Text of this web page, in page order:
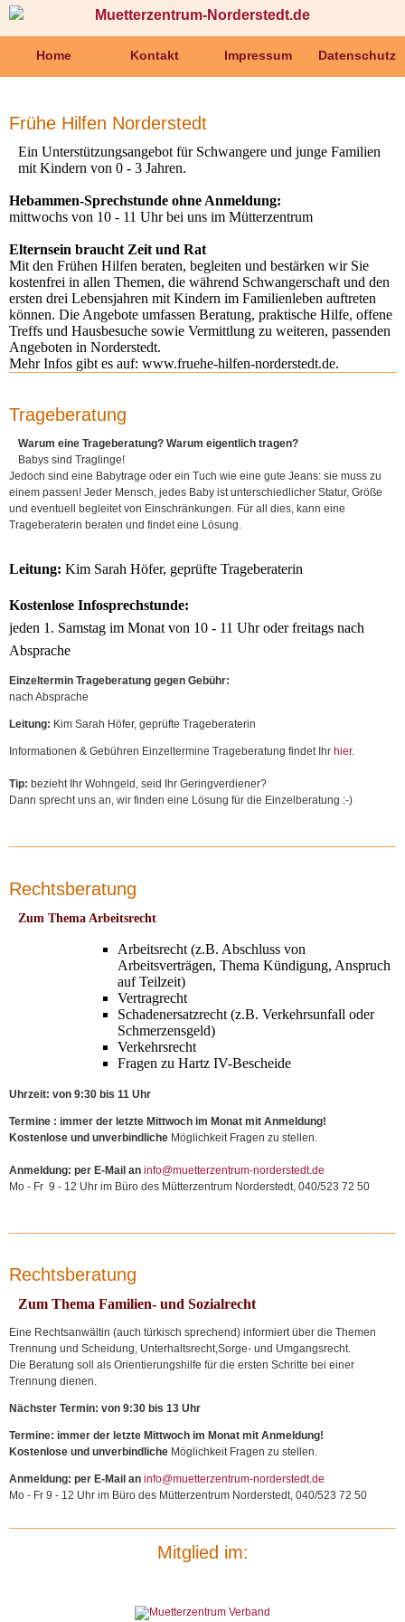
Muetterzentrum-Norderstedt.de
überspringen
Wir
über
Verein
werden
Der
Offener
Treff
Unsere
Angebote
Geburtsvorbereitungskurse
für
Babys
-
Spielgruppen
für
PEKiP
Babys
Babymassage
für
Kleinkinder
Vorschule
Schüler
für
Eltern
1.
Kind/Baby
Beratung
Selbsthilfegruppen
mit
mit
Unsere
Kurse
Unsere
Schulferienbetreuung
Stellenanzeigen
bei
Raumnutzung
Navigation
Home Kontakt Impressum Datenschutz
Frühe Hilfen Norderstedt
Ein Unterstützungsangebot für Schwangere und junge Familien
mit Kindern von 0 - 3 Jahren.
Hebammen-Sprechstunde ohne Anmeldung:
mittwochs von 10 - 11 Uhr bei uns im Mütterzentrum
Elternsein braucht Zeit und Rat
Mit den Frühen Hilfen beraten, begleiten und bestärken wir Sie
kostenfrei in allen Themen, die während Schwangerschaft und den
ersten drei Lebensjahren mit Kindern im Familienleben auftreten
können. Die Angebote umfassen Beratung, praktische Hilfe, offene
Treffs und Hausbesuche sowie Vermittlung zu weiteren, passenden
Angeboten in Norderstedt.
Mehr Infos gibt es auf: www.fruehe-hilfen-norderstedt.de.
Trageberatung
Warum eine Trageberatung? Warum eigentlich tragen?
Babys sind Traglinge!
Jedoch sind eine Babytrage oder ein Tuch wie eine gute Jeans: sie muss zu
einem passen! Jeder Mensch, jedes Baby ist unterschiedlicher Statur, Größe
und eventuell begleitet von Einschränkungen. Für all dies, kann eine
Trageberaterin beraten und findet eine Lösung.
Leitung: Kim Sarah Höfer, geprüfte Trageberaterin
Kostenlose Infosprechstunde:
jeden 1. Samstag im Monat von 10 - 11 Uhr oder freitags nach
Absprache
Einzeltermin Trageberatung gegen Gebühr:
nach Absprache
Leitung: Kim Sarah Höfer, geprüfte Trageberaterin
Informationen & Gebühren Einzeltermine Trageberatung findet Ihr hier.
Tip: bezieht Ihr Wohngeld, seid Ihr Geringverdiener?
Dann sprecht uns an, wir finden eine Lösung für die Einzelberatung :-)
Rechtsberatung
Zum Thema Arbeitsrecht
Arbeitsrecht (z.B. Abschluss von
Arbeitsverträgen, Thema Kündigung, Anspruch
auf Teilzeit)
Vertragrecht
Schadenersatzrecht (z.B. Verkehrsunfall oder
Schmerzensgeld)
Verkehrsrecht
Fragen zu Hartz IV-Bescheide
Uhrzeit: von 9:30 bis 11 Uhr
Termine : immer der letzte Mittwoch im Monat mit Anmeldung!
Kostenlose und unverbindliche Möglichkeit Fragen zu stellen.
Anmeldung: per E-Mail an info@muetterzentrum-norderstedt.de
Mo - Fr 9 - 12 Uhr im Büro des Mütterzentrum Norderstedt, 040/523 72 50
Rechtsberatung
Zum Thema Familien- und Sozialrecht
Eine Rechtsanwältin (auch türkisch sprechend) informiert über die Themen
Trennung und Scheidung, Unterhaltsrecht,Sorge- und Umgangsrecht.
Die Beratung soll als Orientierungshilfe für die ersten Schritte bei einer
Trennung dienen.
Nächster Termin: von 9:30 bis 13 Uhr
Termine: immer der letzte Mittwoch im Monat mit Anmeldung!
Kostenlose und unverbindliche Möglichkeit Fragen zu stellen.
Anmeldung: per E-Mail an info@muetterzentrum-norderstedt.de
Mo - Fr 9 - 12 Uhr im Büro des Mütterzentrum Norderstedt, 040/523 72 50
Mitglied im: